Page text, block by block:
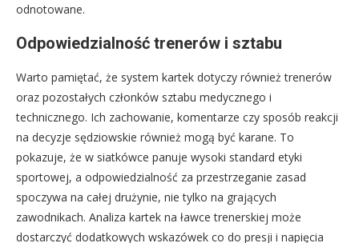
odnotowane.
Odpowiedzialność trenerów i sztabu
Warto pamiętać, że system kartek dotyczy również trenerów
oraz pozostałych członków sztabu medycznego i
technicznego. Ich zachowanie, komentarze czy sposób reakcji
na decyzje sędziowskie również mogą być karane. To
pokazuje, że w siatkówce panuje wysoki standard etyki
sportowej, a odpowiedzialność za przestrzeganie zasad
spoczywa na całej drużynie, nie tylko na grających
zawodnikach. Analiza kartek na ławce trenerskiej może
dostarczyć dodatkowych wskazówek co do presji i napięcia